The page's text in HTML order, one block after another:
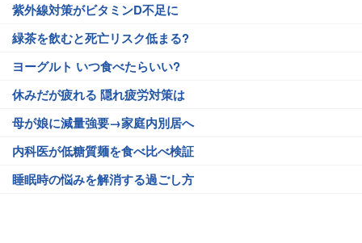
紫外線対策がビタミンD不足に
緑茶を飲むと死亡リスク低まる?
ヨーグルト いつ食べたらいい?
休みだが疲れる 隠れ疲労対策は
母が娘に減量強要→家庭内別居へ
内科医が低糖質麺を食べ比べ検証
睡眠時の悩みを解消する過ごし方